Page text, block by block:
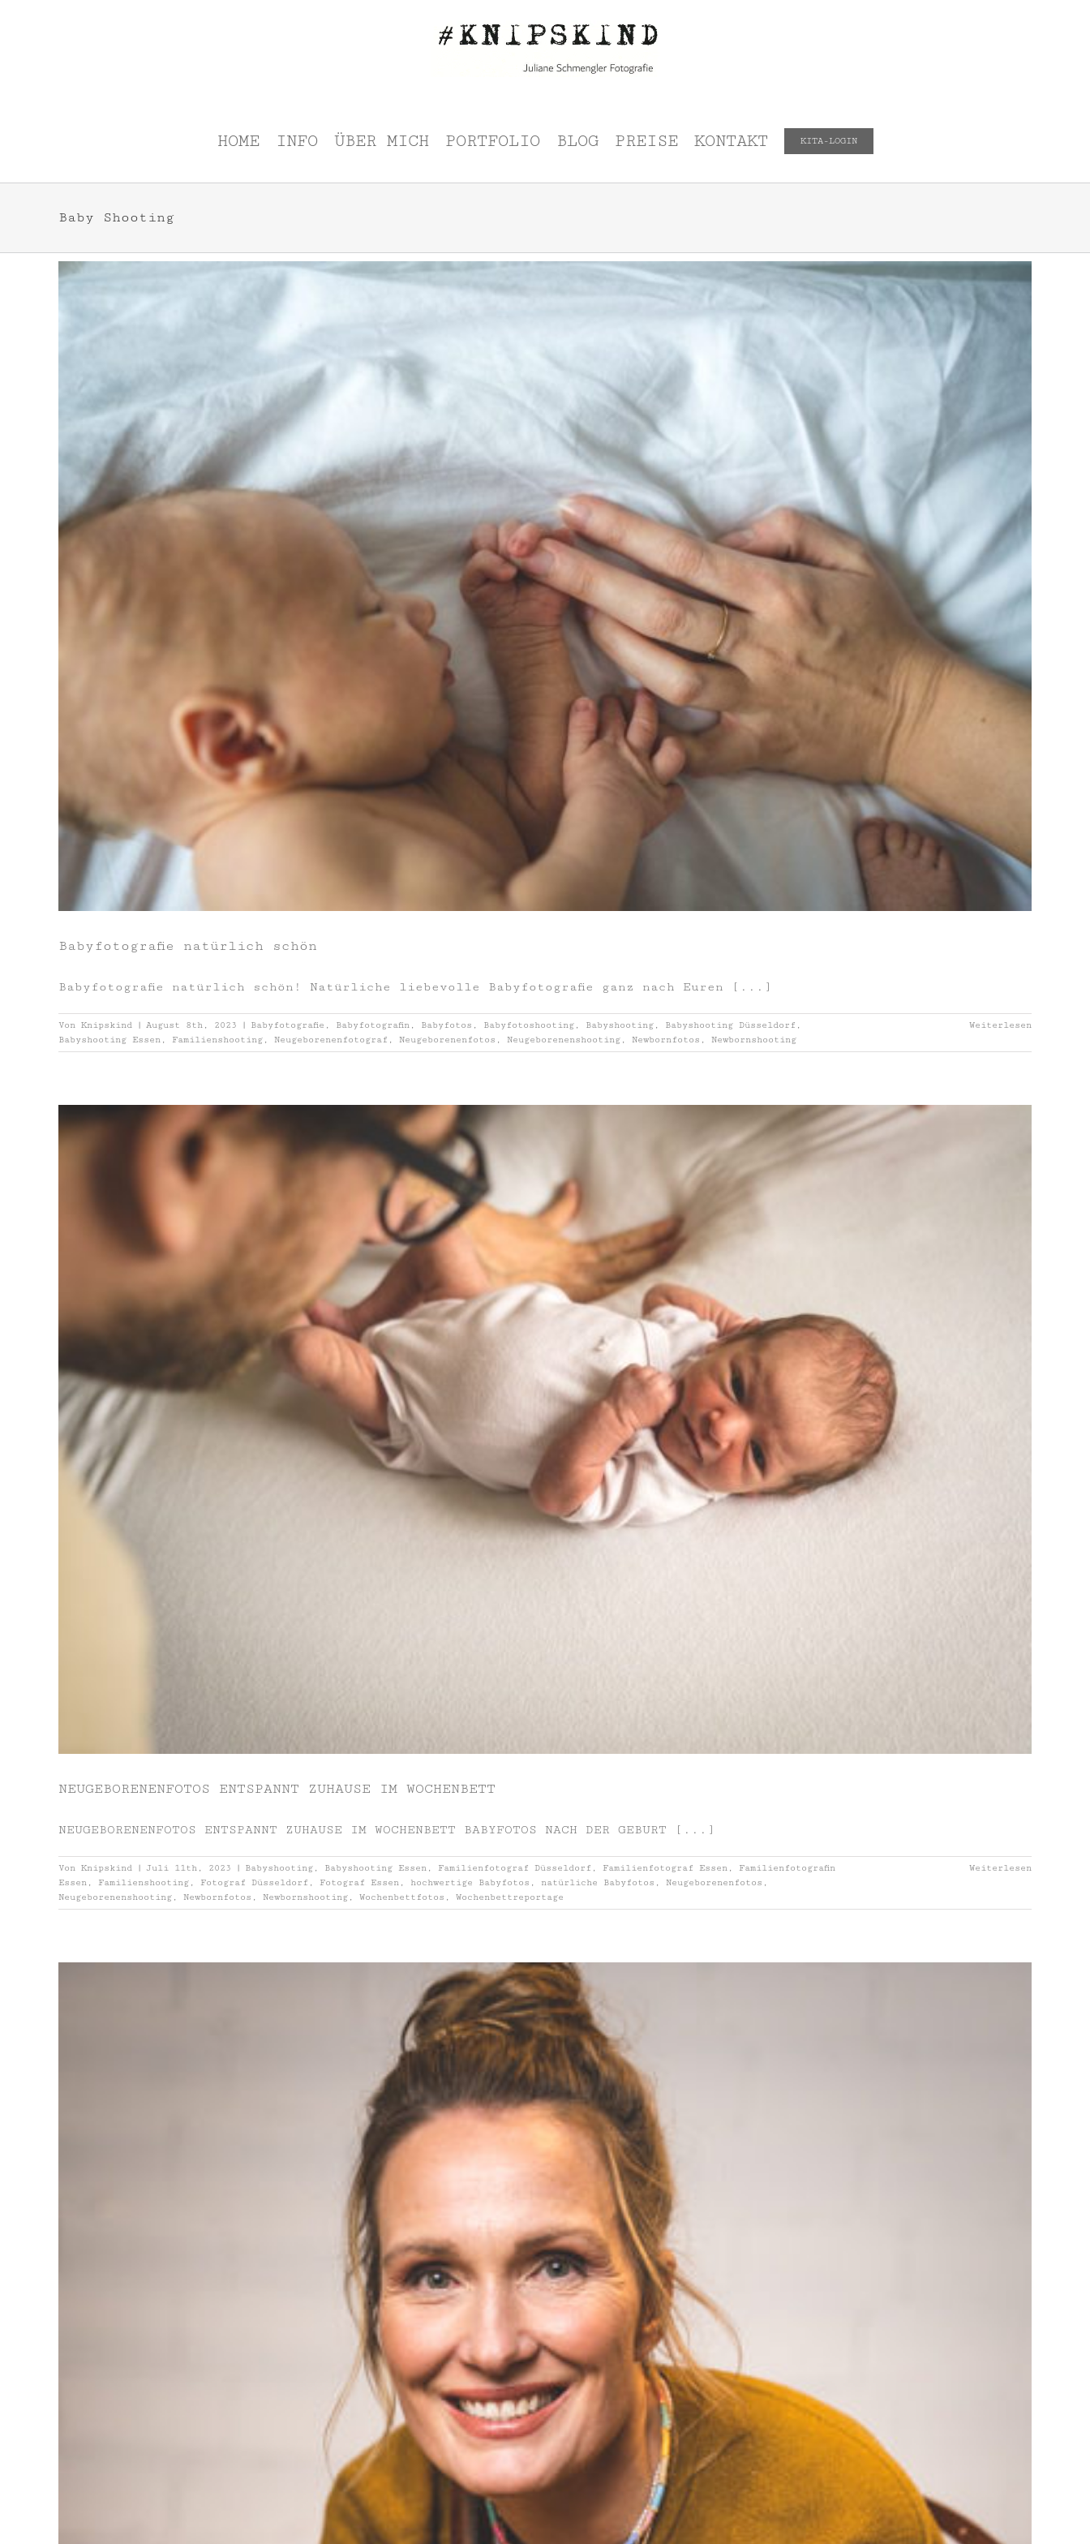
HOME INFO ÜBER MICH PORTFOLIO BLOG PREISE KONTAKT KITA-LOGIN
Baby Shooting
Babyfotografie natürlich schön
Babyfotografie natürlich schön! Natürliche liebevolle Babyfotografie ganz nach Euren [...]
Von Knipskind | August 8th, 2023 | Babyfotografie , Babyfotografin , Babyfotos , Babyfotoshooting , Babyshooting , Babyshooting Düsseldorf ,
Babyshooting Essen , Familienshooting , Neugeborenenfotograf , Neugeborenenfotos , Neugeborenenshooting , Newbornfotos , Newbornshooting
Weiterlesen
NEUGEBORENENFOTOS ENTSPANNT ZUHAUSE IM WOCHENBETT
NEUGEBORENENFOTOS ENTSPANNT ZUHAUSE IM WOCHENBETT BABYFOTOS NACH DER GEBURT [...]
Von Knipskind | Juli 11th, 2023 | Babyshooting , Babyshooting Essen , Familienfotograf Düsseldorf , Familienfotograf Essen , Familienfotografin
Essen , Familienshooting , Fotograf Düsseldorf , Fotograf Essen , hochwertige Babyfotos , natürliche Babyfotos , Neugeborenenfotos ,
Neugeborenenshooting , Newbornfotos , Newbornshooting , Wochenbettfotos , Wochenbettreportage
Weiterlesen